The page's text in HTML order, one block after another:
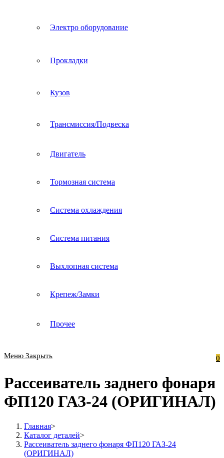
Электро оборудование
Прокладки
Кузов
Трансмиссия/Подвеска
Двигатель
Тормозная система
Система охлаждения
Система питания
Выхлопная система
Крепеж/Замки
Прочее
0
Меню Закрыть
Рассеиватель заднего фонаря
ФП120 ГАЗ-24 (ОРИГИНАЛ)
Главная>
Каталог деталей>
Рассеиватель заднего фонаря ФП120 ГАЗ-24
(ОРИГИНАЛ)